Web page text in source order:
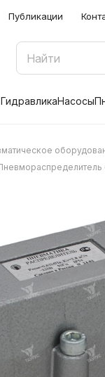
Публикации
ГидравликаНасосы